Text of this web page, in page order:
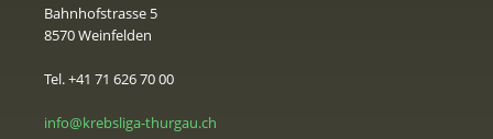
Bahnhofstrasse 5
8570 Weinfelden
Tel. +41 71 626 70 00
info@krebsliga-thurgau.ch